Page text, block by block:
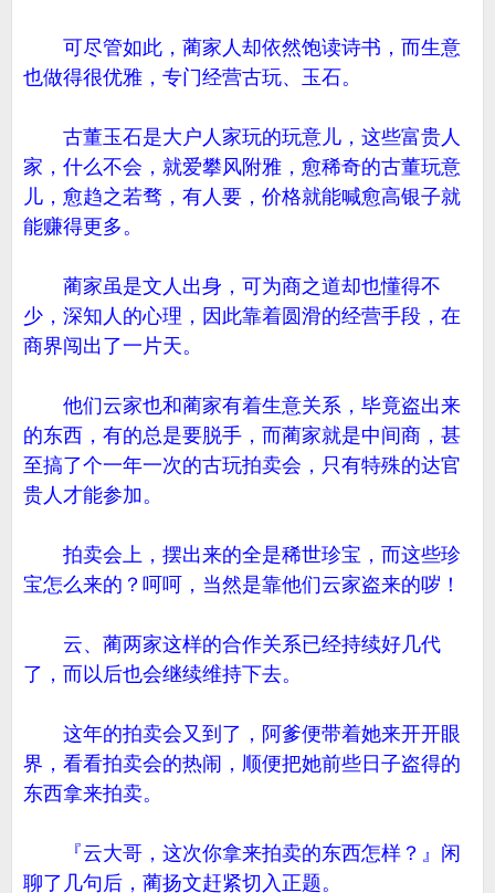
可尽管如此，蔺家人却依然饱读诗书，而生意
也做得很优雅，专门经营古玩、玉石。
古董玉石是大户人家玩的玩意儿，这些富贵人
家，什么不会，就爱攀风附雅，愈稀奇的古董玩意
儿，愈趋之若骛，有人要，价格就能喊愈高银子就
能赚得更多。
蔺家虽是文人出身，可为商之道却也懂得不
少，深知人的心理，因此靠着圆滑的经营手段，在
商界闯出了一片天。
他们云家也和蔺家有着生意关系，毕竟盗出来
的东西，有的总是要脱手，而蔺家就是中间商，甚
至搞了个一年一次的古玩拍卖会，只有特殊的达官
贵人才能参加。
拍卖会上，摆出来的全是稀世珍宝，而这些珍
宝怎么来的？呵呵，当然是靠他们云家盗来的哕！
云、蔺两家这样的合作关系已经持续好几代
了，而以后也会继续维持下去。
这年的拍卖会又到了，阿爹便带着她来开开眼
界，看看拍卖会的热闹，顺便把她前些日子盗得的
东西拿来拍卖。
『云大哥，这次你拿来拍卖的东西怎样？』闲
聊了几句后，蔺扬文赶紧切入正题。